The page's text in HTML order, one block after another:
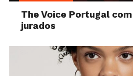
The Voice Portugal
jurados